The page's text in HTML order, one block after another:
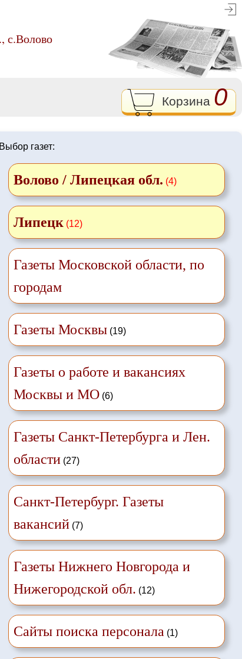
с.Волово
Корзина 0
Выбор газет:
Волово / Липецкая обл. (4)
Липецк (12)
Газеты Московской области, по
городам
Газеты Москвы(19)
Газеты о работе и вакансиях
Москвы и МО(6)
Газеты Санкт-Петербурга и Лен.
области(27)
Санкт-Петербург. Газеты
вакансий(7)
Газеты Нижнего Новгорода и
Нижегородской обл. (12)
Сайты поиска персонала(1)